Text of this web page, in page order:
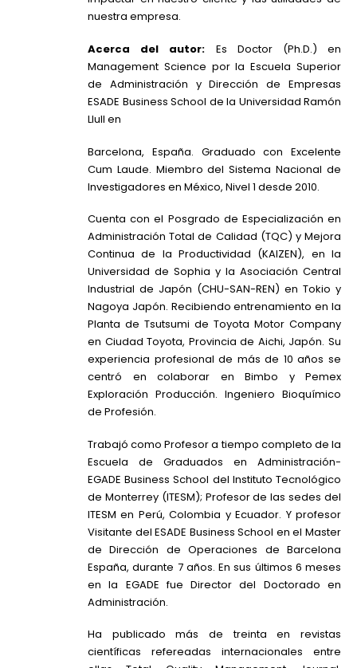
nuestra empresa.
Acerca del autor: Es Doctor (Ph.D.) en
Management Science por la Escuela Superior
de Administración y Dirección de Empresas
ESADE Business School de la Universidad Ramón
Llull en
Barcelona, España. Graduado con Excelente
Cum Laude. Miembro del Sistema Nacional de
Investigadores en México, Nivel 1 desde 2010.
Cuenta con el Posgrado de Especialización en
Administración Total de Calidad (TQC) y Mejora
Continua de la Productividad (KAIZEN), en la
Universidad de Sophia y la Asociación Central
Industrial de Japón (CHU-SAN-REN) en Tokio y
Nagoya Japón. Recibiendo entrenamiento en la
Planta de Tsutsumi de Toyota Motor Company
en Ciudad Toyota, Provincia de Aichi, Japón. Su
experiencia profesional de más de 10 años se
centró en colaborar en Bimbo y Pemex
Exploración Producción. Ingeniero Bioquímico
de Profesión.
Trabajó como Profesor a tiempo completo de la
Escuela de Graduados en Administración-
EGADE Business School del Instituto Tecnológico
de Monterrey (ITESM); Profesor de las sedes del
ITESM en Perú, Colombia y Ecuador. Y profesor
Visitante del ESADE Business School en el Master
de Dirección de Operaciones de Barcelona
España, durante 7 años. En sus últimos 6 meses
en la EGADE fue Director del Doctorado en
Administración.
Ha publicado más de treinta en revistas
científicas refereadas internacionales entre